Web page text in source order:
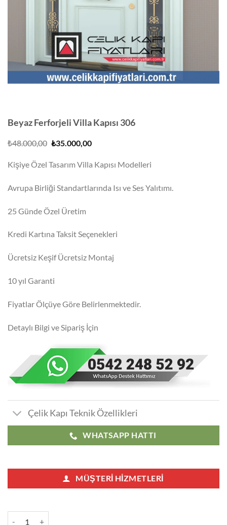
Beyaz Ferforjeli Villa Kapısı 306
₺48.000,00 Orijinal
₺35.000,00Şu
₺35.000,00.
Kişiye Özel Tasarım Villa Kapısı Modelleri
Avrupa Birliği Standartlarında Isı ve Ses Yalıtımı.
25 Günde Özel Üretim
Kredi Kartına Taksit Seçenekleri
Ücretsiz Keşif Ücretsiz Montaj
10 yıl Garanti
Fiyatlar Ölçüye Göre Belirlenmektedir.
Detaylı Bilgi ve Sipariş İçin
Çelik Kapı Teknik Özellikleri
WHATSAPP HATTI
MÜŞTERI HIZMETLERI